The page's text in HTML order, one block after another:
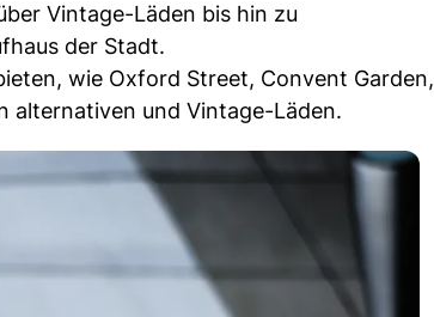
Vintage-Läden bis hin zu
der Stadt.
wie Oxford Street, Convent Garden,
alternativen und Vintage-Läden.